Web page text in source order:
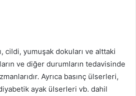
cildi, yumuşak dokuları ve alttaki
ve diğer durumların tedavisinde
Ayrıca basınç ülserleri,
ayak ülserleri vb. dahil